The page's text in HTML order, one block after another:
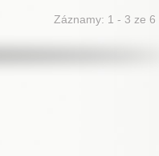
Záznamy: 1 - 3 ze 6